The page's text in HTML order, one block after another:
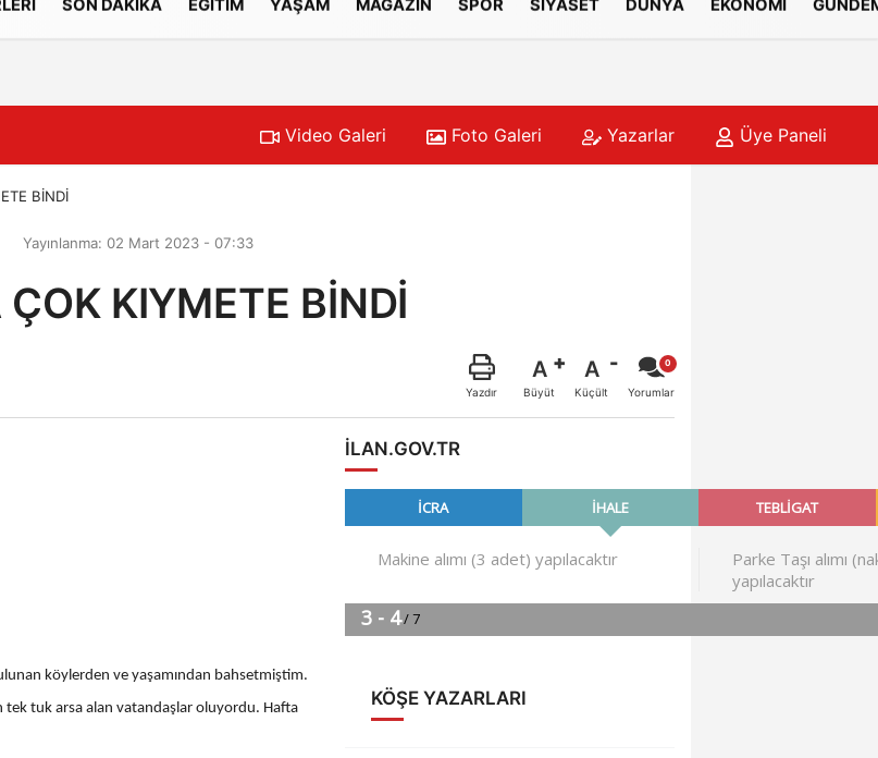
SON DAKİKA EĞİTİM YAŞAM MAGAZİN SPOR SİYASET DÜNYA EKONOMİ
Video Galeri Foto Galeri Yazarlar Üye Paneli
BİNDİ
Yayınlanma: 02 Mart 2023 - 07:33
KIYMETE BİNDİ
Yazdır
A
Büyüt
A
Küçült Yorumlar
köylerden ve yaşamından bahsetmiştim.
tek tuk arsa alan vatandaşlar oluyordu. Hafta
ILAN.GOV.TR
KÖŞE YAZARLARI